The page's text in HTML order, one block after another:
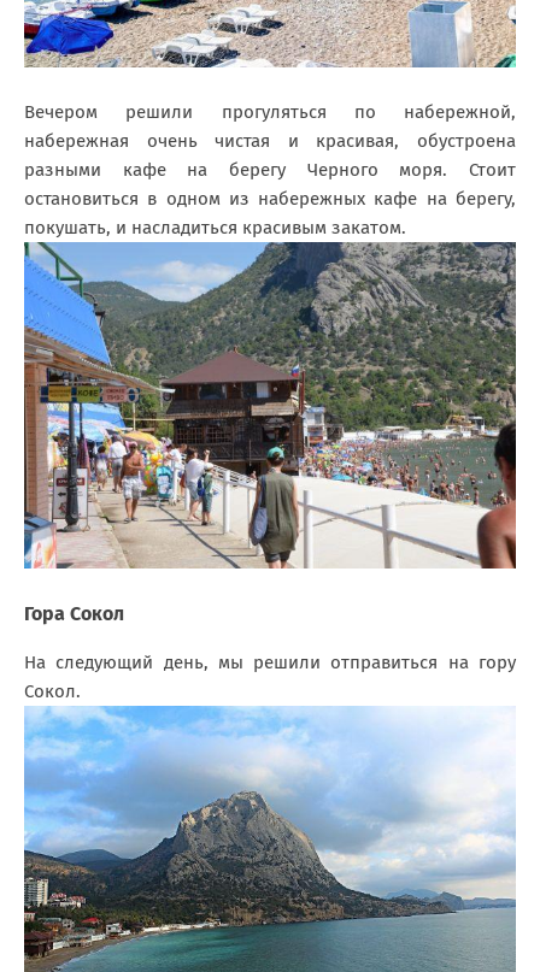
Вечером решили прогуляться по набережной,
набережная очень чистая и красивая, обустроена
разными кафе на берегу Черного моря. Стоит
остановиться в одном из набережных кафе на берегу,
покушать, и насладиться красивым закатом.
Гора Сокол
На следующий день, мы решили отправиться на гору
Сокол.